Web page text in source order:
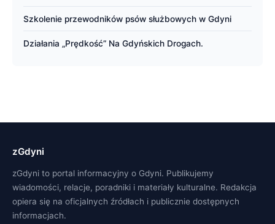
Szkolenie przewodników psów służbowych w Gdyni
Działania „Prędkość” Na Gdyńskich Drogach.
zGdyni
zGdyni to portal informacyjny o Gdyni. Publikujemy
wiadomości, relacje, poradniki i materiały kulturalne. Redakcja
opiera się na oficjalnych źródłach i publicznie dostępnych
informacjach.